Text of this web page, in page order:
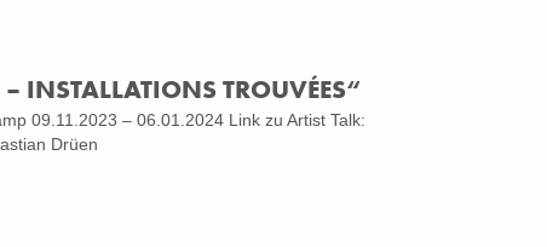
TROUVÉES“
09.11.2023 – 06.01.2024 Link zu Artist Talk:
Drüen